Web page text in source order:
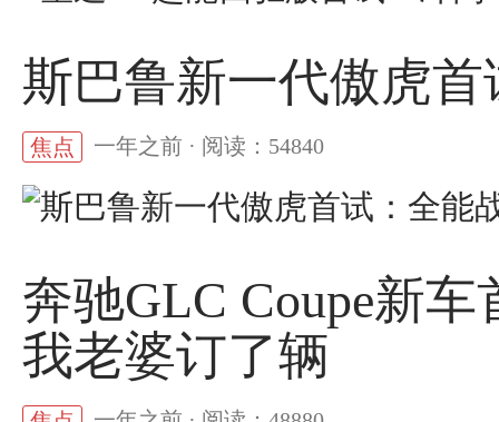
斯巴鲁新一代傲虎
焦点 一年之前 · 阅读：54840
奔驰GLC Coupe新
我老婆订了辆